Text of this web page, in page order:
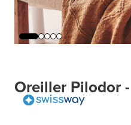
Oreiller Pilodor